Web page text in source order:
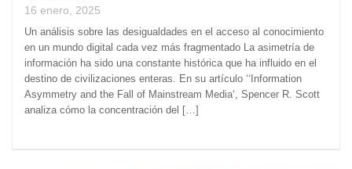
16 enero, 2025
Un análisis sobre las desigualdades en el acceso al conocimiento
en un mundo digital cada vez más fragmentado La asimetría de
información ha sido una constante histórica que ha influido en el
destino de civilizaciones enteras. En su artículo ‘‘Information
Asymmetry and the Fall of Mainstream Media‘, Spencer R. Scott
analiza cómo la concentración del […]